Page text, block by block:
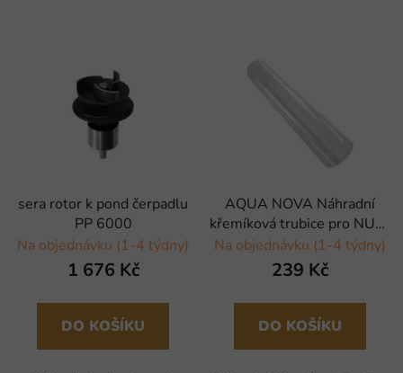
sera rotor k pond čerpadlu
PP 6000
Na objednávku (1-4 týdny)
1 676 Kč
DO KOŠÍKU
AQUA NOVA Náhradní
křemíková trubice pro NUB-
9000
Na objednávku (1-4 týdny)
239 Kč
DO KOŠÍKU